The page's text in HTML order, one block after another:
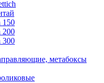
150
200
300
метабоксы